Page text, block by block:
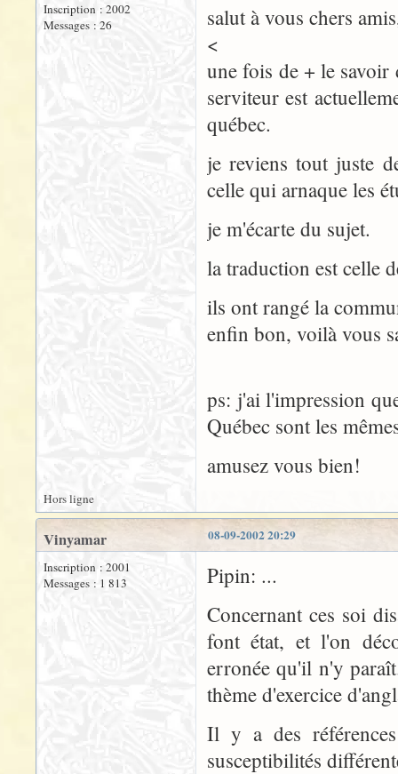
Inscription : 2002
Messages : 26
salut à vous chers
<
une fois de + le savoir
serviteur est
québec.
je reviens tout juste
celle qui arnaque les
je m'écarte du sujet.
la traduction est celle
ils ont rangé la
enfin bon, voilà vous
ps: j'ai l'impression
Québec sont les
amusez vous bien!
Hors ligne
08-09-2002 20:29
Vinyamar
Inscription : 2001
Messages : 1 813
Pipin: ...
Concernant ces soi
font état, et l'on
erronée qu'il n'y
thème d'exercice
Il y a des
susceptibilités